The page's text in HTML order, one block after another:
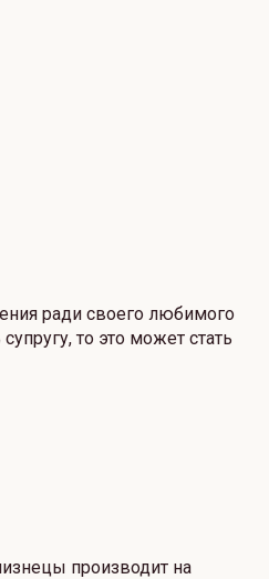
ради своего любимого
то это может стать
производит на